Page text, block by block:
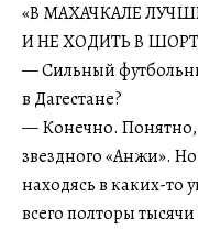
«В МАХАЧКАЛЕ
И НЕ ХОДИТЬ В
— Сильный
в Дагестане?
— Конечно. Понятно,
звездного «Анжи». Но
находясь в каких-то
всего полторы